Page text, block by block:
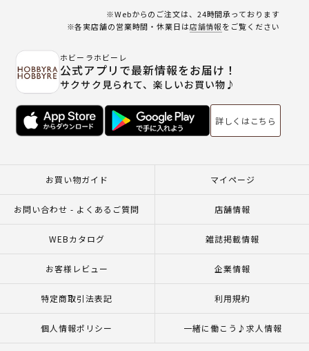
※Webからのご注文は、24時間承っております
※各実店舗の営業時間・休業日は店舗情報をご覧ください
ホビーラホビーレ
公式アプリで最新情報をお届け！
サクサク見られて、楽しいお買い物♪
詳しくはこちら
お買い物ガイド マイページ
お問い合わせ - よくあるご質問 店舗情報
WEBカタログ 雑誌掲載情報
お客様レビュー 企業情報
特定商取引法表記 利用規約
個人情報ポリシー 一緒に働こう♪求人情報